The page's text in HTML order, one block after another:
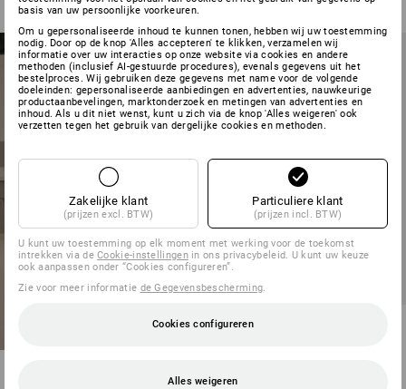
(incl. BTW) v.a. 20 stuks
NIEUW
Winterwerkbroek e.s.motion
v.a.
basis van uw persoonlijke voorkeuren.
Om u gepersonaliseerde inhoud te kunnen tonen, hebben wij uw toestemming
nodig. Door op de knop 'Alles accepteren' te klikken, verzamelen wij
informatie over uw interacties op onze website via cookies en andere
methoden (inclusief AI-gestuurde procedures), evenals gegevens uit het
bestelproces. Wij gebruiken deze gegevens met name voor de volgende
doeleinden: gepersonaliseerde aanbiedingen en advertenties, nauwkeurige
productaanbevelingen, marktonderzoek en metingen van advertenties en
inhoud. Als u dit niet wenst, kunt u zich via de knop 'Alles weigeren' ook
verzetten tegen het gebruik van dergelijke cookies en methoden.
Zakelijke klant
(prijzen excl. BTW)
Particuliere klant
(prijzen incl. BTW)
U kunt uw toestemming op elk moment met werking voor de toekomst
intrekken via deCookie-instellingenin ons privacybeleid. U kunt uw keuze
ook aanpassen onder “Cookies configureren”.
Zie voor meer informatie de Gegevensbescherming
Cookies configureren
Alles weigeren